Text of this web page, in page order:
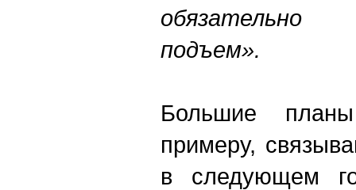
подъем».
Большие
примеру,
в следующем